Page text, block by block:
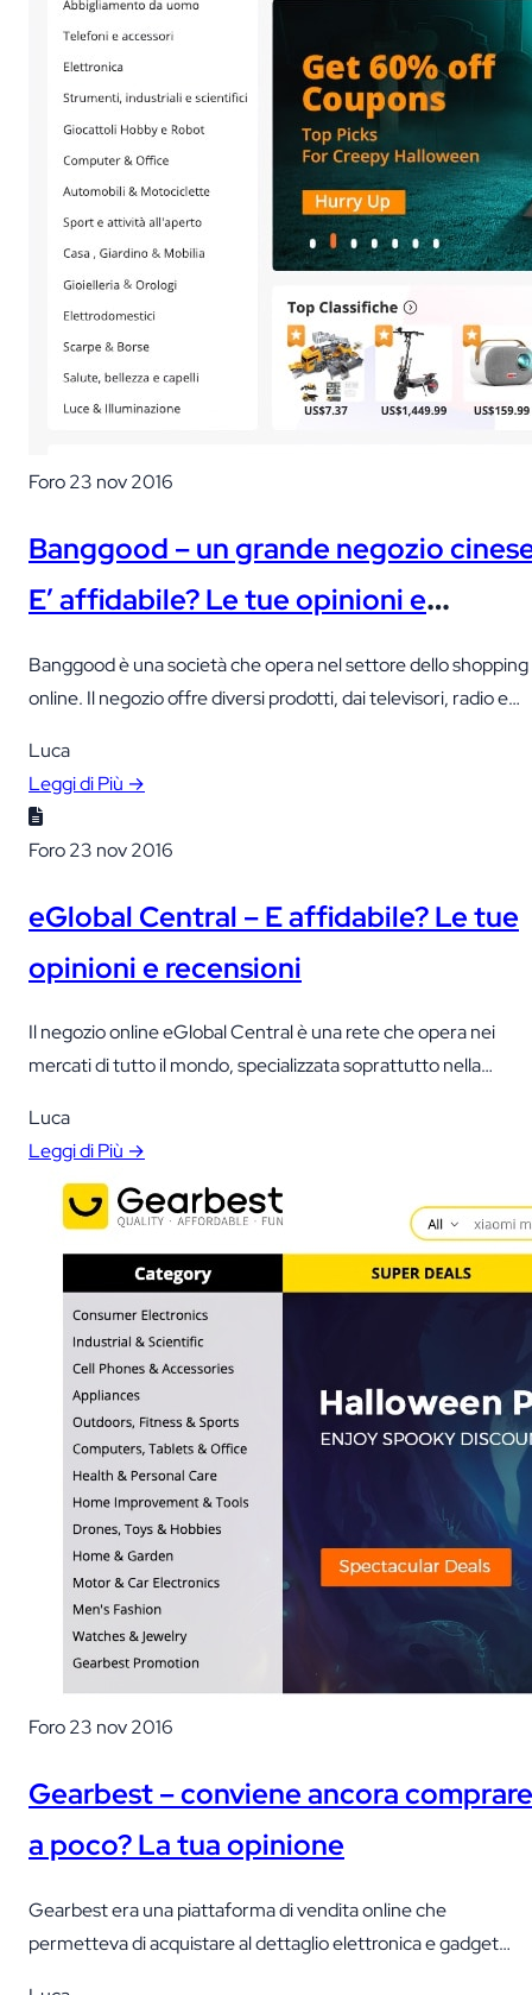
Foro23 nov 2016
Banggood – un grande negozio
E’ affidabile? Le tue opinioni e
recensioni
Banggood è una società che opera nel settore dello shopping
online. Il negozio offre diversi prodotti, dai televisori, radio e
Luca
Leggi di Più →
Foro23 nov 2016
eGlobal Central – E affidabile? Le tue
opinioni e recensioni
Il negozio online eGlobal Central è una rete che opera nei
mercati di tutto il mondo, specializzata soprattutto nella
Luca
Leggi di Più →
Foro23 nov 2016
Gearbest – conviene ancora comprare
a poco? La tua opinione
Gearbest era una piattaforma di vendita online che
permetteva di acquistare al dettaglio elettronica e gadget